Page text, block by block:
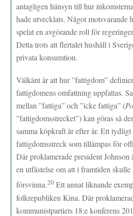
antagligen hänsyn till hur
hade utvecklats. Något motsvarande
spelat en avgörande roll för
Detta trots att flertalet hushåll i
privata konsumtion.
Välkänt är att hur ”fattigdom”
fattigdomens omfattning uppfattas.
mellan ”fattiga” och ”icke fattiga” (
”fattigdomsstrecket”) kan göras så
samma köpkraft år efter år. Ett tydligt
fattigdomsstreck som tillämpas för
Där proklamerade president
en utfästelse om att i framtiden
försvinna.20 Ett annat liknande
folkrepubliken Kina. Där
kommunistpartiets 18:e konferens